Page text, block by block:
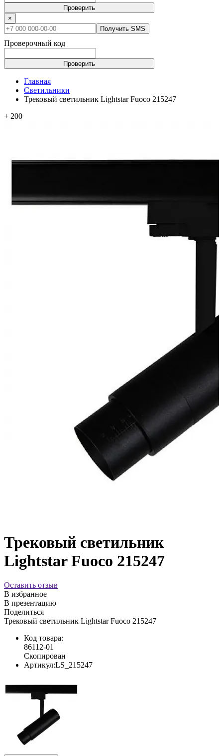
Проверить
×
Получить SMS
Проверочный код
Проверить
Главная
Светильники
Трековый светильник Lightstar Fuoco 215247
+ 200
Трековый светильник
Lightstar Fuoco 215247
Оставить отзыв
В избранное
В презентацию
Поделиться
Трековый светильник Lightstar Fuoco 215247
Код товара:
86112-01
Скопирован
Артикул:LS_215247